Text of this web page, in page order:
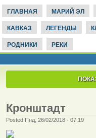
ГЛАВНАЯ МАРИЙ ЭЛ
КАВКАЗ ЛЕГЕНДЫ
РОДНИКИ РЕКИ
Кронштадт
Posted Пнд, 26/02/2018 - 07:19